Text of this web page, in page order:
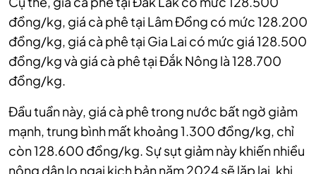
đồng/kg, giá cà phê tại Lâm Đồng có mức 128.200
đồng/kg, giá cà phê tại Gia Lai có mức giá 128.500
đồng/kg và giá cà phê tại Đắk Nông là 128.700
đồng/kg.
Đầu tuần này, giá cà phê trong nước bất ngờ giảm
mạnh, trung bình mất khoảng 1.300 đồng/kg, chỉ
còn 128.600 đồng/kg. Sự sụt giảm này khiến nhiều
nông dân lo ngại kịch bản năm 2024 sẽ lặp lại, khi